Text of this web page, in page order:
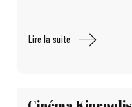
Lire la suite